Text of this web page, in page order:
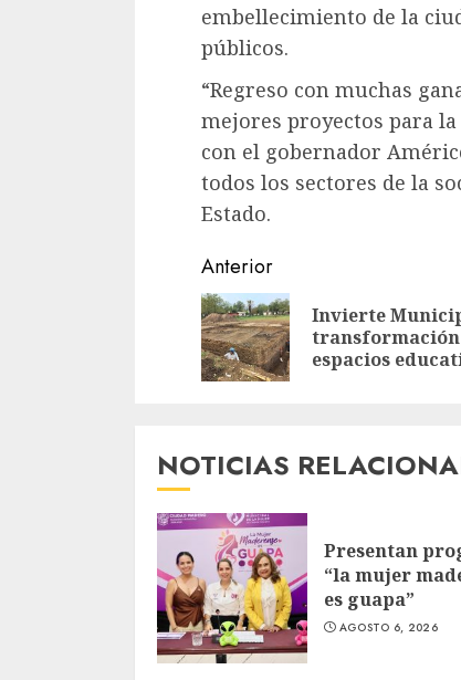
embellecimiento de la
públicos.
“Regreso con muchas
mejores proyectos para
con el gobernador
todos los sectores de la
Estado.
Sigue
leyendo
Anterior
Invierte
transformación
espacios
NOTICIAS
Presentan
“la mujer
es guapa”
AGOSTO 6, 2026